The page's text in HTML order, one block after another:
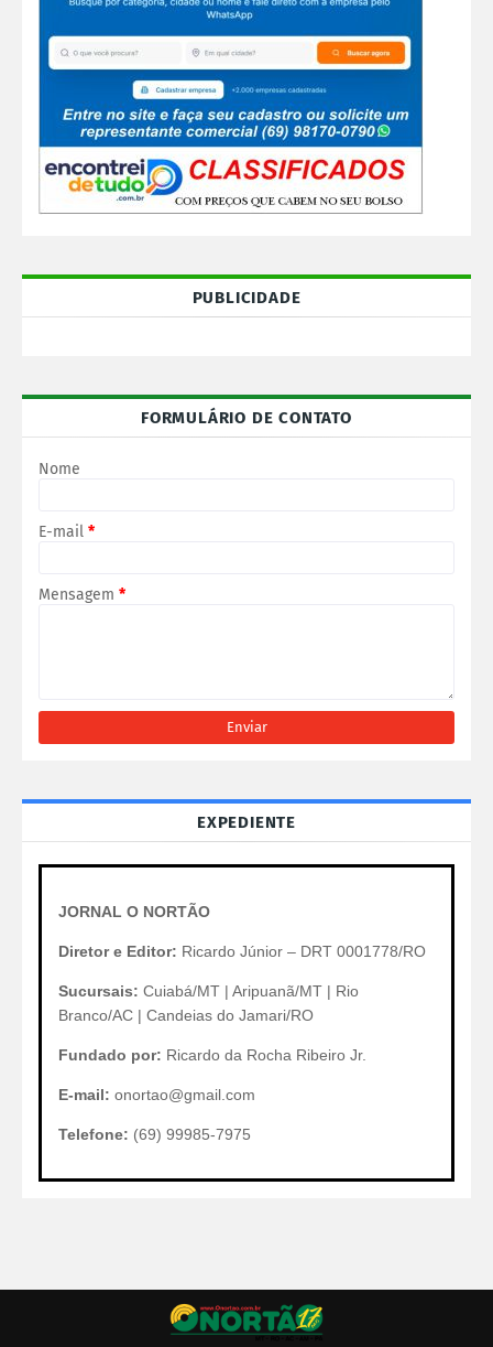
PUBLICIDADE
FORMULÁRIO DE CONTATO
Nome
E-mail *
Mensagem *
EXPEDIENTE
JORNAL O NORTÃO
Diretor e Editor: Ricardo Júnior – DRT 0001778/RO
Sucursais: Cuiabá/MT | Aripuanã/MT | Rio
Branco/AC | Candeias do Jamari/RO
Fundado por: Ricardo da Rocha Ribeiro Jr.
E-mail: onortao@gmail.com
Telefone: (69) 99985-7975